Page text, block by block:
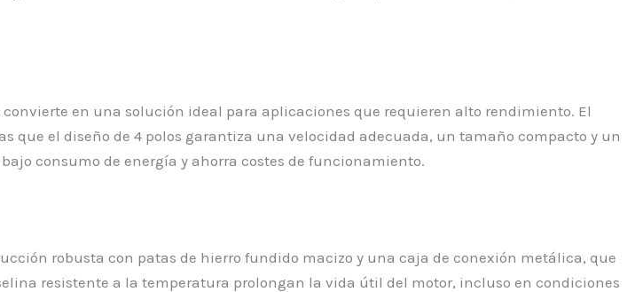
en una solución ideal para aplicaciones que requieren alto rendimiento. El
el diseño de 4 polos garantiza una velocidad adecuada, un tamaño compacto y un
consumo de energía y ahorra costes de funcionamiento.
robusta con patas de hierro fundido macizo y una caja de conexión metálica, que
resistente a la temperatura prolongan la vida útil del motor, incluso en condiciones